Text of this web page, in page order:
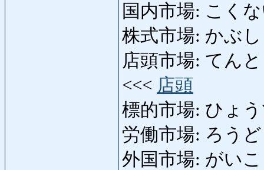
国内市場: こく
株式市場: かぶ
店頭市場: てん
<<< 店頭
標的市場: ひょ
労働市場: ろう
外国市場: がい